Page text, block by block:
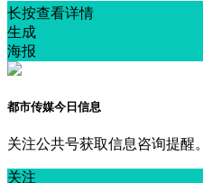
长按查看详情
生成
海报
都市传媒今日信息
关注公共号获取信息咨询提醒。
关注